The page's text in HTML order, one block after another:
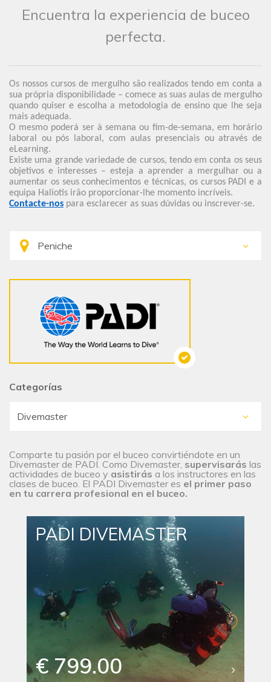
Encuentra la experiencia de buceo
perfecta.
Os nossos cursos de mergulho são realizados tendo em conta a
sua própria disponibilidade – comece as suas aulas de mergulho
quando quiser e escolha a metodologia de ensino que lhe seja
mais adequada.
O mesmo poderá ser à semana ou fim-de-semana, em horário
laboral ou pós laboral, com aulas presenciais ou através de
eLearning.
Existe uma grande variedade de cursos, tendo em conta os seus
objetivos e interesses – esteja a aprender a mergulhar ou a
aumentar os seus conhecimentos e técnicas, os cursos PADI e a
equipa Haliotis irão proporcionar-lhe momento incríveis.
Contacte-nos para esclarecer as suas dúvidas ou inscrever-se.
Categorías
Comparte tu pasión por el buceo convirtiéndote en un
Divemaster de PADI. Como Divemaster, supervisarás las
actividades de buceo y asistirás a los instructores en las
clases de buceo. El PADI Divemaster es el primer paso
en tu carrera profesional en el buceo.
PADI DIVEMASTER
€ 799.00